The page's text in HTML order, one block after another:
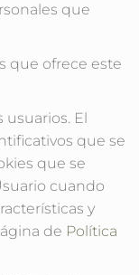
que
que ofrece este
usuarios. El
que se
que se
cuando
y
de Política